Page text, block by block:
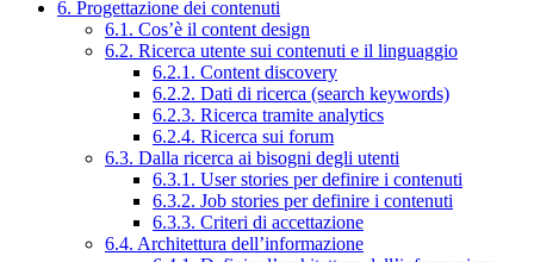
6. Progettazione dei contenuti
6.1. Cos’è il content design
6.2. Ricerca utente sui contenuti e il linguaggio
6.2.1. Content discovery
6.2.2. Dati di ricerca (search keywords)
6.2.3. Ricerca tramite analytics
6.2.4. Ricerca sui forum
6.3. Dalla ricerca ai bisogni degli utenti
6.3.1. User stories per definire i contenuti
6.3.2. Job stories per definire i contenuti
6.3.3. Criteri di accettazione
6.4. Architettura dell’informazione